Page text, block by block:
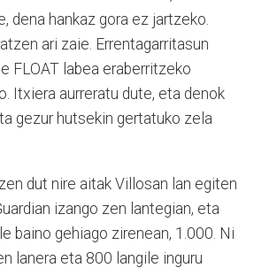
dena hankaz gora ez jartzeko.
ari zaie. Errentagarritasun
FLOAT labea eraberritzeko
Itxiera aurreratu dute, eta denok
gezur hutsekin gertatuko zela
dut nire aitak Villosan lan egiten
izango zen lantegian, eta
baino gehiago zirenean, 1.000. Ni
lanera eta 800 langile inguru